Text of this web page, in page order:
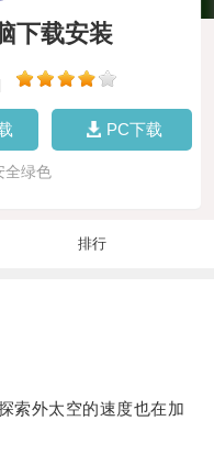
下载安装
PC下载
全绿色
排行
外太空的速度也在加